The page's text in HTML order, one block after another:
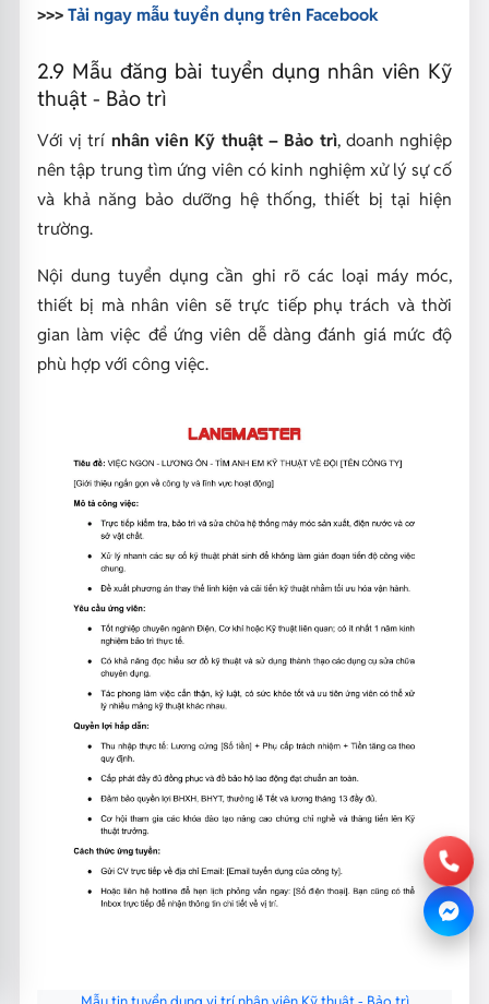
>>> Tải ngay mẫu tuyển dụng trên Facebook
2.9 Mẫu đăng bài tuyển dụng nhân viên Kỹ
thuật - Bảo trì
Với vị trí nhân viên Kỹ thuật – Bảo trì, doanh nghiệp
nên tập trung tìm ứng viên có kinh nghiệm xử lý sự cố
và khả năng bảo dưỡng hệ thống, thiết bị tại hiện
trường.
Nội dung tuyển dụng cần ghi rõ các loại máy móc,
thiết bị mà nhân viên sẽ trực tiếp phụ trách và thời
gian làm việc để ứng viên dễ dàng đánh giá mức độ
phù hợp với công việc.